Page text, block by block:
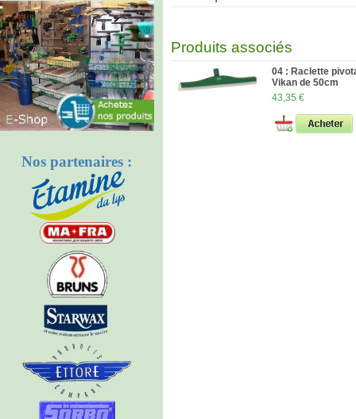
Nos partenaires :
Produits associés
04 : Raclette
Vikan de 50cm
43,35 €